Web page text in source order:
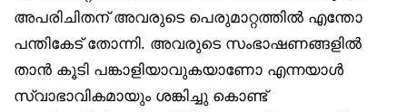
അപരിചിതന് അവരുടെ പെരുമാറ്റത്തിൽ എന്തോ
പന്തികേട് തോന്നി. അവരുടെ സംഭാഷണങ്ങളിൽ
താൻ കൂടി പങ്കാളിയാവുകയാണോ എന്നയാൾ
സ്വാഭാവികമായും ശങ്കിച്ചു കൊണ്ട്